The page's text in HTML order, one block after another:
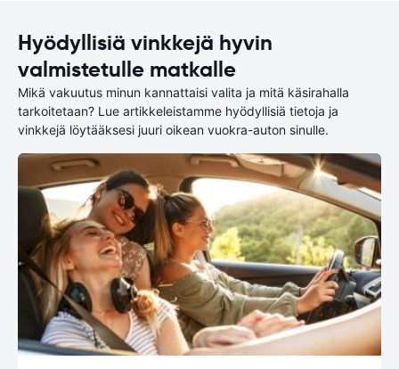
Hyödyllisiä vinkkejä hyvin
valmistetulle matkalle
Mikä vakuutus minun kannattaisi valita ja mitä käsirahalla
tarkoitetaan? Lue artikkeleistamme hyödyllisiä tietoja ja
vinkkejä löytääksesi juuri oikean vuokra-auton sinulle.